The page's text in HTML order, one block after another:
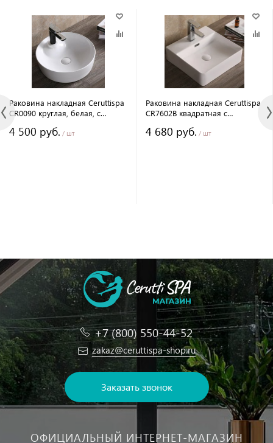
Раковина накладная Ceruttispa
CR0090 круглая, белая, с
44х44х13 см
4 500 руб. / шт
Раковина накладная Ceruttispa
CR7602B квадратная с
42х42, 12,5 см
4 680 руб. / шт
+7 (800) 550-44-52
zakaz@ceruttispa-shop.ru
Заказать звонок
ОФИЦИАЛЬНЫЙ ИНТЕРНЕТ-МАГАЗИН